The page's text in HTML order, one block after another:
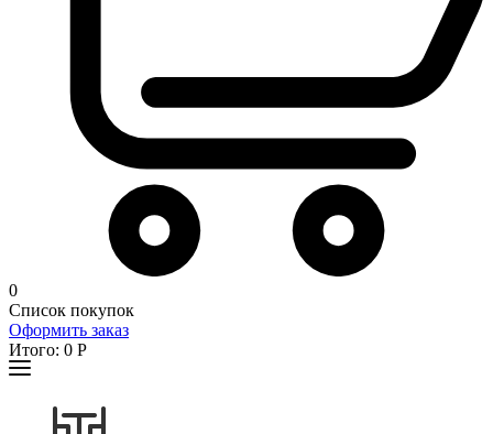
0
Список покупок
Оформить заказ
Итого: 0 Р